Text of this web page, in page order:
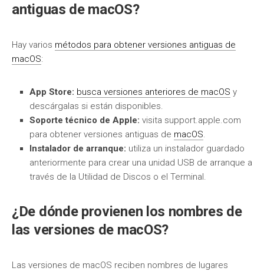
antiguas de macOS?
Hay varios métodos para obtener versiones antiguas de
macOS:
App Store: busca versiones anteriores de macOS y
descárgalas si están disponibles.
Soporte técnico de Apple: visita support.apple.com
para obtener versiones antiguas de macOS.
Instalador de arranque: utiliza un instalador guardado
anteriormente para crear una unidad USB de arranque a
través de la Utilidad de Discos o el Terminal.
¿De dónde provienen los nombres de
las versiones de macOS?
Las versiones de macOS reciben nombres de lugares